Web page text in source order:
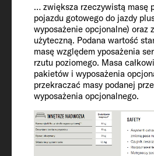
… zwiększa rzeczywistą masę
pojazdu gotowego do jazdy
wyposażenie opcjonalne) oraz
użyteczną. Podana wartość
masę względem yposażenia
rzutu poziomego. Masa
pakietów i wyposażenia
przekraczać masy podanej
wyposażenia opcjonalnego.
zred.) / zbiornik na ścieki
122 / 20 / 92
Gniazdka 230 V /
(podwójne)
5 / 2
Ogrzewanie
Combi 6 Gas